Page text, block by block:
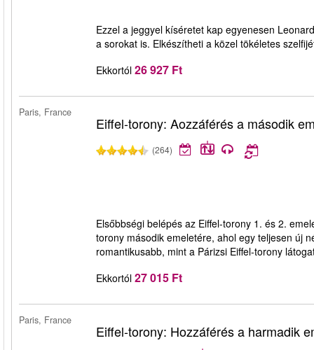
Ezzel a jeggyel kíséretet kap egyenesen
a sorokat is. Elkészítheti a közel tökéletes
Ekkortól 26 927 Ft
Paris, France
Eiffel-torony: Aozzáférés a második
(264)
Elsőbbségi belépés az Eiffel-torony 1. és 2.
torony második emeletére, ahol egy teljesen új
romantikusabb, mint a Párizsi Eiffel-torony
Ekkortól 27 015 Ft
Paris, France
Eiffel-torony: Hozzáférés a harmadik